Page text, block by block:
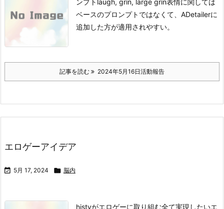
ンプト laugh, grin, large grin表情に関しては
ベースのプロンプトではなくて、ADetailerに
追加した方が適用されやすい。
記事を読む 2024年5月16日活動報告
エロゲーアイデア
 5月 17, 2024  脳内
histyがエロゲーに取り組む全て実現したいエ